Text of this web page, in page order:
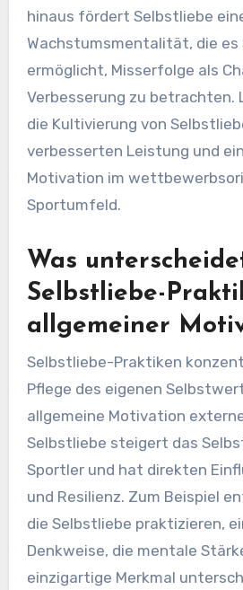
hinaus fördert Selbstliebe
Wachstumsmentalität, die es
ermöglicht, Misserfolge als
Verbesserung zu
die Kultivierung von
verbesserten Leistung und
Motivation im
Sportumfeld.
Was
Selbstliebe-
allgemeiner
Selbstliebe-Praktiken
Pflege des eigenen
allgemeine Motivation
Selbstliebe steigert das
Sportler und hat direkten
und Resilienz. Zum Beispiel
die Selbstliebe praktizieren,
Denkweise, die mentale
einzigartige Merkmal